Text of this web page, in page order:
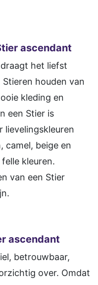
ascendant
het liefst
houden van
kleding en
een Stier is
lievelingskleuren
camel, beige en
kleuren.
van een Stier
ascendant
betrouwbaar,
over. Omdat